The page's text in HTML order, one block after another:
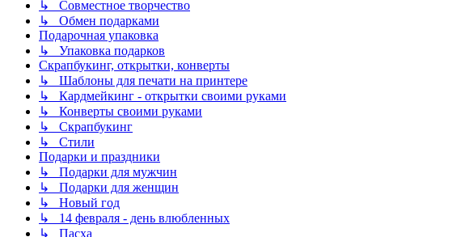
↳ Совместное творчество
↳ Обмен подарками
Подарочная упаковка
↳ Упаковка подарков
Скрапбукинг, открытки, конверты
↳ Шаблоны для печати на принтере
↳ Кардмейкинг - открытки своими руками
↳ Конверты своими руками
↳ Скрапбукинг
↳ Стили
Подарки и праздники
↳ Подарки для мужчин
↳ Подарки для женщин
↳ Новый год
↳ 14 февраля - день влюбленных
↳ Пасха